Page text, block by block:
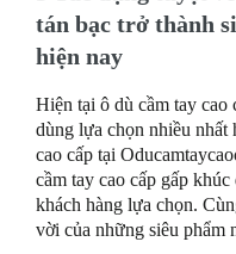
tán bạc trở thành
hiện nay
Hiện tại ô dù cầm tay cao
dùng lựa chọn nhiều nhất
cao cấp tại
cầm tay cao cấp gấp
khách hàng lựa chọn.
vời của những siêu phẩm